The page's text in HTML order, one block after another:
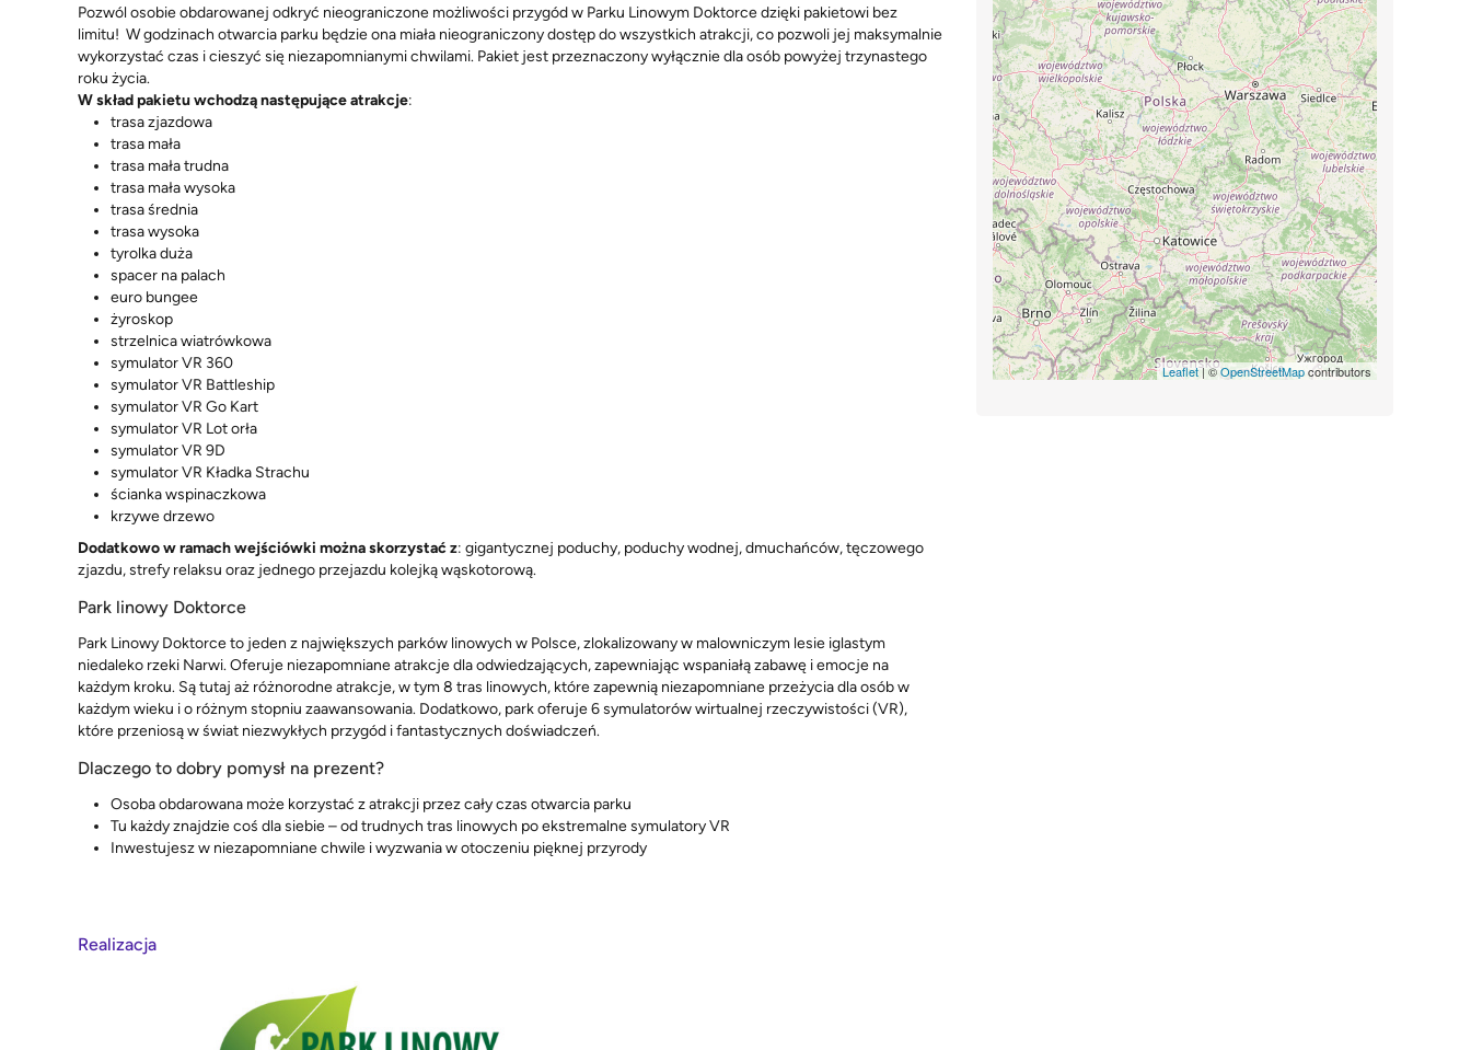
Pozwól osobie obdarowanej odkryć nieograniczone możliwości przygód w Parku Linowym Doktorce dzięki pakietowi bez
limitu! W godzinach otwarcia parku będzie ona miała nieograniczony dostęp do wszystkich atrakcji, co pozwoli jej maksymalnie
wykorzystać czas i cieszyć się niezapomnianymi chwilami. Pakiet jest przeznaczony wyłącznie dla osób powyżej trzynastego
roku życia.
W skład pakietu wchodzą następujące atrakcje:
trasa zjazdowa
trasa mała
trasa mała trudna
trasa mała wysoka
trasa średnia
trasa wysoka
tyrolka duża
spacer na palach
euro bungee
żyroskop
strzelnica wiatrówkowa
symulator VR 360
symulator VR Battleship
symulator VR Go Kart
symulator VR Lot orła
symulator VR 9D
symulator VR Kładka Strachu
ścianka wspinaczkowa
krzywe drzewo
Dodatkowo w ramach wejściówki można skorzystać z: gigantycznej poduchy, poduchy wodnej, dmuchańców, tęczowego
zjazdu, strefy relaksu oraz jednego przejazdu kolejką wąskotorową.
Park linowy Doktorce
Park Linowy Doktorce to jeden z największych parków linowych w Polsce, zlokalizowany w malowniczym lesie iglastym
niedaleko rzeki Narwi. Oferuje niezapomniane atrakcje dla odwiedzających, zapewniając wspaniałą zabawę i emocje na
każdym kroku. Są tutaj aż różnorodne atrakcje, w tym 8 tras linowych, które zapewnią niezapomniane przeżycia dla osób w
każdym wieku i o różnym stopniu zaawansowania. Dodatkowo, park oferuje 6 symulatorów wirtualnej rzeczywistości (VR),
które przeniosą w świat niezwykłych przygód i fantastycznych doświadczeń.
Dlaczego to dobry pomysł na prezent?
Osoba obdarowana może korzystać z atrakcji przez cały czas otwarcia parku
Tu każdy znajdzie coś dla siebie – od trudnych tras linowych po ekstremalne symulatory VR
Inwestujesz w niezapomniane chwile i wyzwania w otoczeniu pięknej przyrody
Realizacja
Leaflet| ©OpenStreetMapcontributors